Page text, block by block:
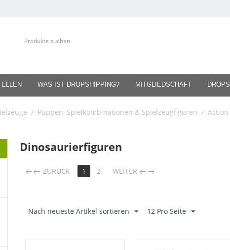
WAS IST DROPSHIPPING? MITGLIEDSCHAFT
/ Puppen, Spielkombinationen & Spielzeugfiguren /
Dinosaurierfiguren
← ZURÜCK 1 2 WEITER →
Nach neueste Artikel sortieren 12 Pro Seite